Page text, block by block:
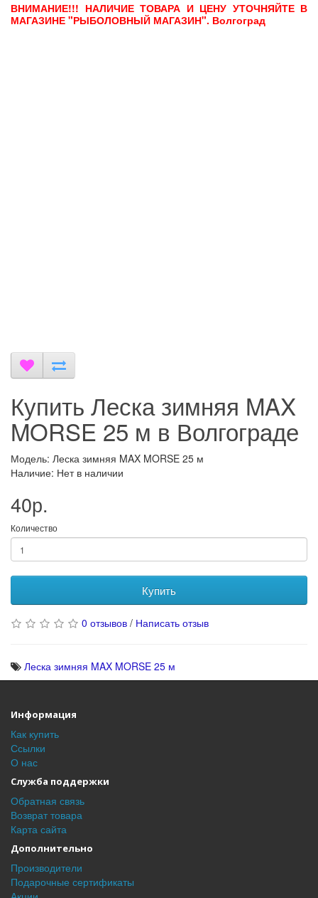
ВНИМАНИЕ!!! НАЛИЧИЕ ТОВАРА И ЦЕНУ УТОЧНЯЙТЕ В
МАГАЗИНЕ "РЫБОЛОВНЫЙ МАГАЗИН". Волгоград
Купить Леска зимняя MAX
MORSE 25 м в Волгограде
Модель: Леска зимняя MAX MORSE 25 м
Наличие: Нет в наличии
40р.
Количество
Купить
0 отзывов / Написать отзыв
Леска зимняя MAX MORSE 25 м
Информация
Как купить
Ссылки
О нас
Служба поддержки
Обратная связь
Возврат товара
Карта сайта
Дополнительно
Производители
Подарочные сертификаты